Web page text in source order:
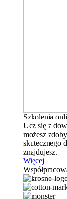
Szkolenia
Ucz się z
możesz
skutecznego
znajdujesz.
Więcej